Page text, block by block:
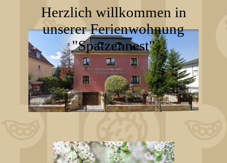
Herzlich willkommen in
unserer Ferienwohnung
"Spatzennest"